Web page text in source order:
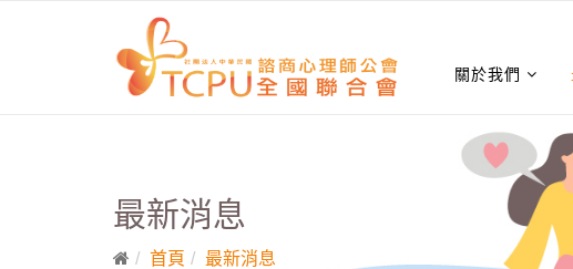
關於我們
最新消息
首頁 最新消息